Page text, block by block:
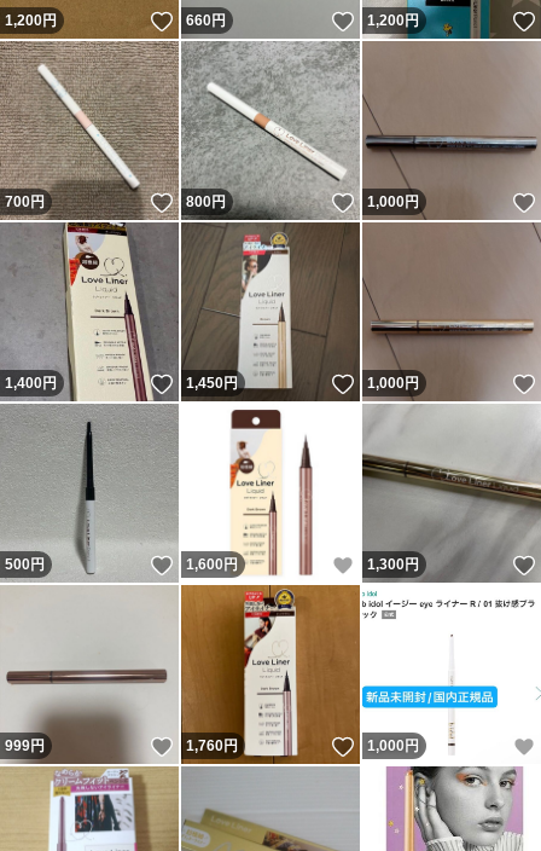
1,200円 いいね！
660円 いいね！
1,200円
700円 いいね！
800円 いいね！
1,000円
1,400円 いいね！
1,450円 いいね！
1,000円
500円 いいね！
1,600 円 いいね！
1,300円
999円 いいね！
1,760円 いいね！
1,000 円